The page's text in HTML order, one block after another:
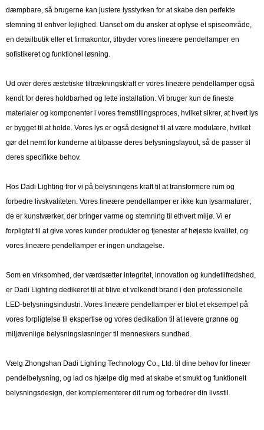
dæmpbare, så brugerne kan justere lysstyrken for at skabe den perfekte
stemning til enhver lejlighed. Uanset om du ønsker at oplyse et spiseområde,
en detailbutik eller et firmakontor, tilbyder vores lineære pendellamper en
sofistikeret og funktionel løsning.
Ud over deres æstetiske tiltrækningskraft er vores lineære pendellamper også
kendt for deres holdbarhed og lette installation. Vi bruger kun de fineste
materialer og komponenter i vores fremstillingsproces, hvilket sikrer, at hvert lys
er bygget til at holde. Vores lys er også designet til at være modulære, hvilket
gør det nemt for kunderne at tilpasse deres belysningslayout, så de passer til
deres specifikke behov.
Hos Dadi Lighting tror vi på belysningens kraft til at transformere rum og
forbedre livskvaliteten. Vores lineære pendellamper er ikke kun lysarmaturer;
de er kunstværker, der bringer varme og stemning til ethvert miljø. Vi er
forpligtet til at give vores kunder produkter og tjenester af højeste kvalitet, og
vores lineære pendellamper er ingen undtagelse.
Som en virksomhed, der værdsætter integritet, innovation og kundetilfredshed,
er Dadi Lighting dedikeret til at blive et velkendt brand i den professionelle
LED-belysningsindustri. Vores lineære pendellamper er blot et eksempel på
vores forpligtelse til ekspertise og vores dedikation til at levere grønne og
miljøvenlige belysningsløsninger til menneskers sundhed.
Vælg Zhongshan Dadi Lighting Technology Co., Ltd. til dine behov for lineær
pendelbelysning, og lad os hjælpe dig med at skabe et smukt og funktionelt
belysningsdesign, der komplementerer dit rum og forbedrer din livsstil.